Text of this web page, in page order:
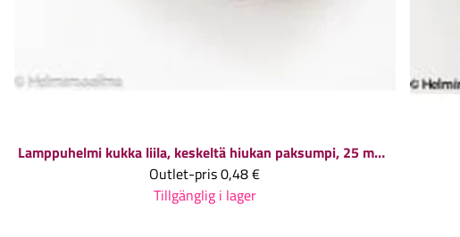
Lamppuhelmi kukka liila, keskeltä hiukan paksumpi, 25 mm, reikä 2 mm, 1 kpl
Outlet-pris0,48 €
Tillgänglig i lager